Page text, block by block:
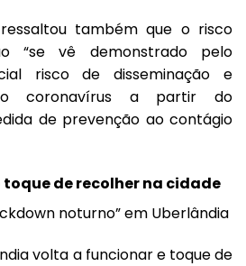
também que o risco
“se vê demonstrado pelo
risco de disseminação e
coronavírus a partir do
de prevenção ao contágio
toque de recolher na cidade
noturno” em Uberlândia
volta a funcionar e toque de